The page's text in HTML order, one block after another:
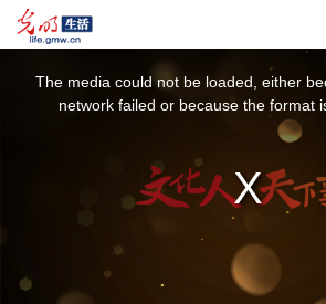
The media could not be loaded, either
network failed or because the format